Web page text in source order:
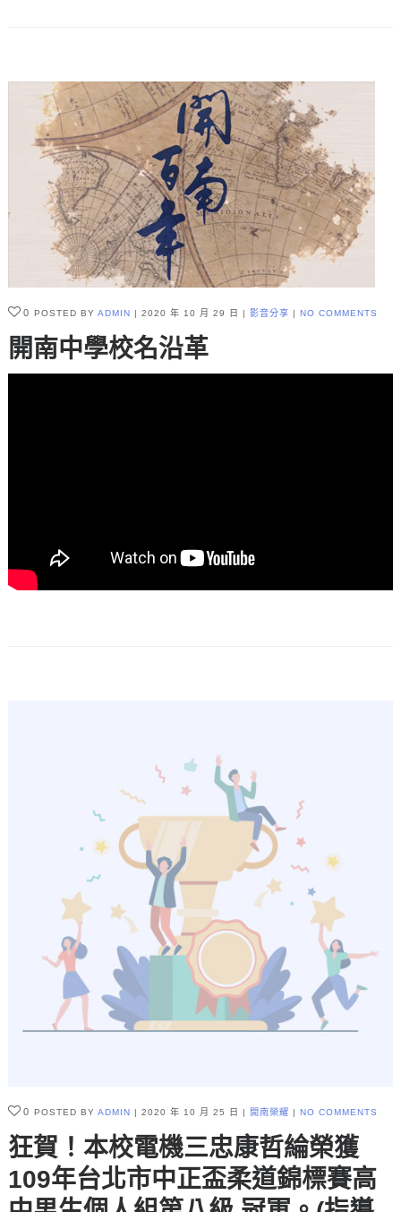
0 POSTED BY ADMIN 2020 年 10 月 29 日 影音分享 NO COMMENTS
開南中學校名沿革
0 POSTED BY ADMIN 2020 年 10 月 25 日 開南榮耀 NO COMMENTS
狂賀！本校電機三忠康哲綸榮獲
109年台北市中正盃柔道錦標賽高